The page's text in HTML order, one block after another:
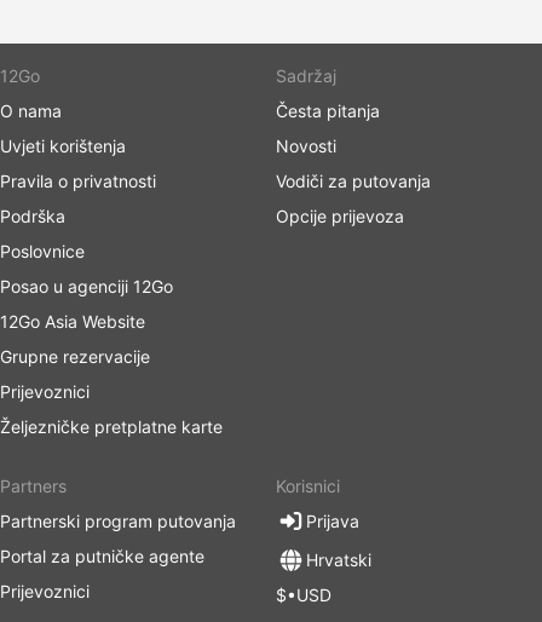
12Go
O nama
Uvjeti korištenja
Pravila o privatnosti
Podrška
Poslovnice
Posao u agenciji 12Go
12Go Asia Website
Grupne rezervacije
Prijevoznici
Željezničke pretplatne karte
Sadržaj
Česta pitanja
Novosti
Vodiči za putovanja
Opcije prijevoza
Partners
Partnerski program putovanja
Portal za putničke agente
Prijevoznici
Korisnici
Prijava
Hrvatski
$•USD